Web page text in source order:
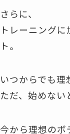
さらに、
トレーニング
ト。
いつからでも理
ただ、始めない
今から理想のボ